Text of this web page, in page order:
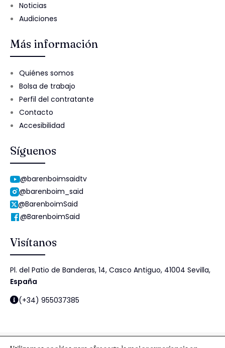
Noticias
Audiciones
Más información
Quiénes somos
Bolsa de trabajo
Perfil del contratante
Contacto
Accesibilidad
Síguenos
@barenboimsaidtv
@barenboim_said
@BarenboimSaid
@BarenboimSaid
Visítanos
Pl. del Patio de Banderas, 14, Casco Antiguo, 41004 Sevilla,
España
(+34) 955037385